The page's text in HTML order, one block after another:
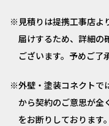
見積りは提携工事店よ
届けするため、詳細の
ございます。予めご了
外壁・塗装コネクトで
から契約のご意思が全
をお断りしております。